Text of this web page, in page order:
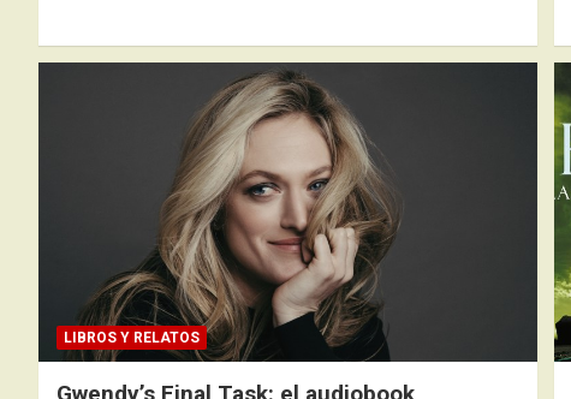
LIBROS Y RELATOS